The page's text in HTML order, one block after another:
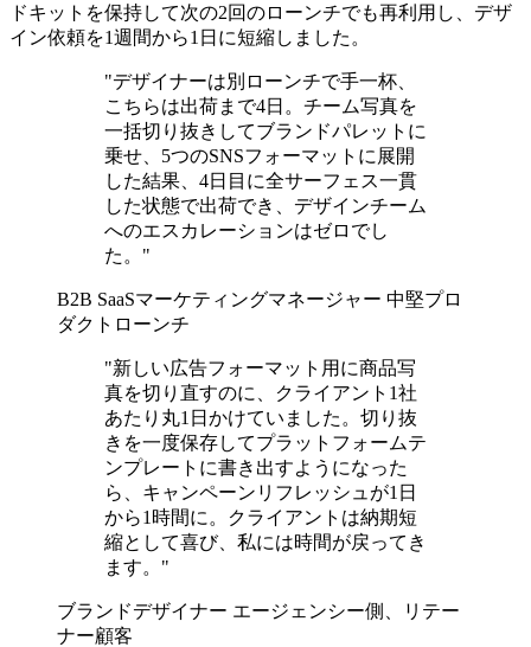
ドキットを保持して次の2回のローンチでも再利用し、デザ
イン依頼を1週間から1日に短縮しました。
"デザイナーは別ローンチで手一杯、
こちらは出荷まで4日。チーム写真を
一括切り抜きしてブランドパレットに
乗せ、5つのSNSフォーマットに展開
した結果、4日目に全サーフェス一貫
した状態で出荷でき、デザインチーム
へのエスカレーションはゼロでし
た。"
B2B SaaSマーケティングマネージャー 中堅プロ
ダクトローンチ
"新しい広告フォーマット用に商品写
真を切り直すのに、クライアント1社
あたり丸1日かけていました。切り抜
きを一度保存してプラットフォームテ
ンプレートに書き出すようになった
ら、キャンペーンリフレッシュが1日
から1時間に。クライアントは納期短
縮として喜び、私には時間が戻ってき
ます。"
ブランドデザイナー エージェンシー側、リテー
ナー顧客